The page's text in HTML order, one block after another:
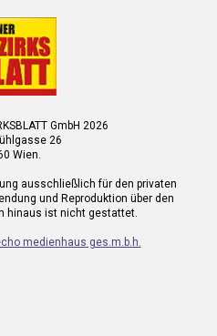
GmbH 2026
26
Wien.
ausschließlich für den privaten
und Reproduktion über den
hinaus ist nicht gestattet.
medienhaus ges.m.b.h.